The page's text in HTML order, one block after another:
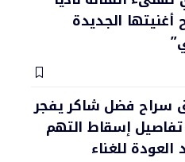
أغنيتها الجديدة
سراح فضل شاكر يفجر
تفاصيل إسقاط التهم
العودة للغناء